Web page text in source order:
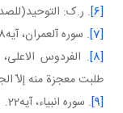
[6] . ر.ک:
[7] . سوره آل عمران، آيه18.
[8]
طلبت معجزة منه إلاّ
[9] . سوره انبياء، آيه22.